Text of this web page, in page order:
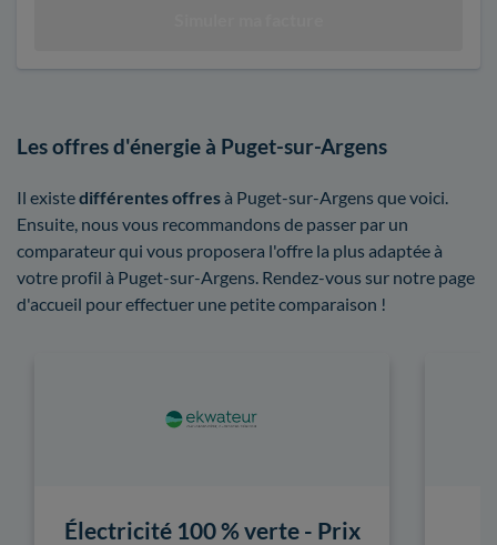
Les offres d'énergie à Puget-sur-Argens
Il existedifférentes offresà Puget-sur-Argens que voici.
Ensuite, nous vous recommandons de passer par un
comparateur qui vous proposera l'offre la plus adaptée à
votre profil à Puget-sur-Argens. Rendez-vous sur notre page
d'accueil pour effectuer une petite comparaison !
Électricité 100 % verte - Prix